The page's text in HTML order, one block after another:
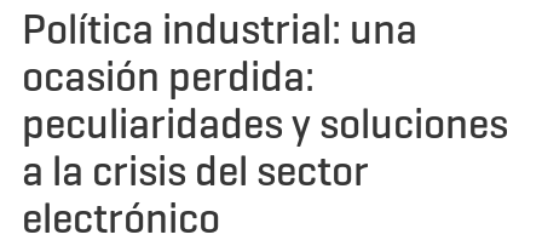
Política industrial: una
ocasión perdida:
peculiaridades y soluciones
a la crisis del sector
electrónico